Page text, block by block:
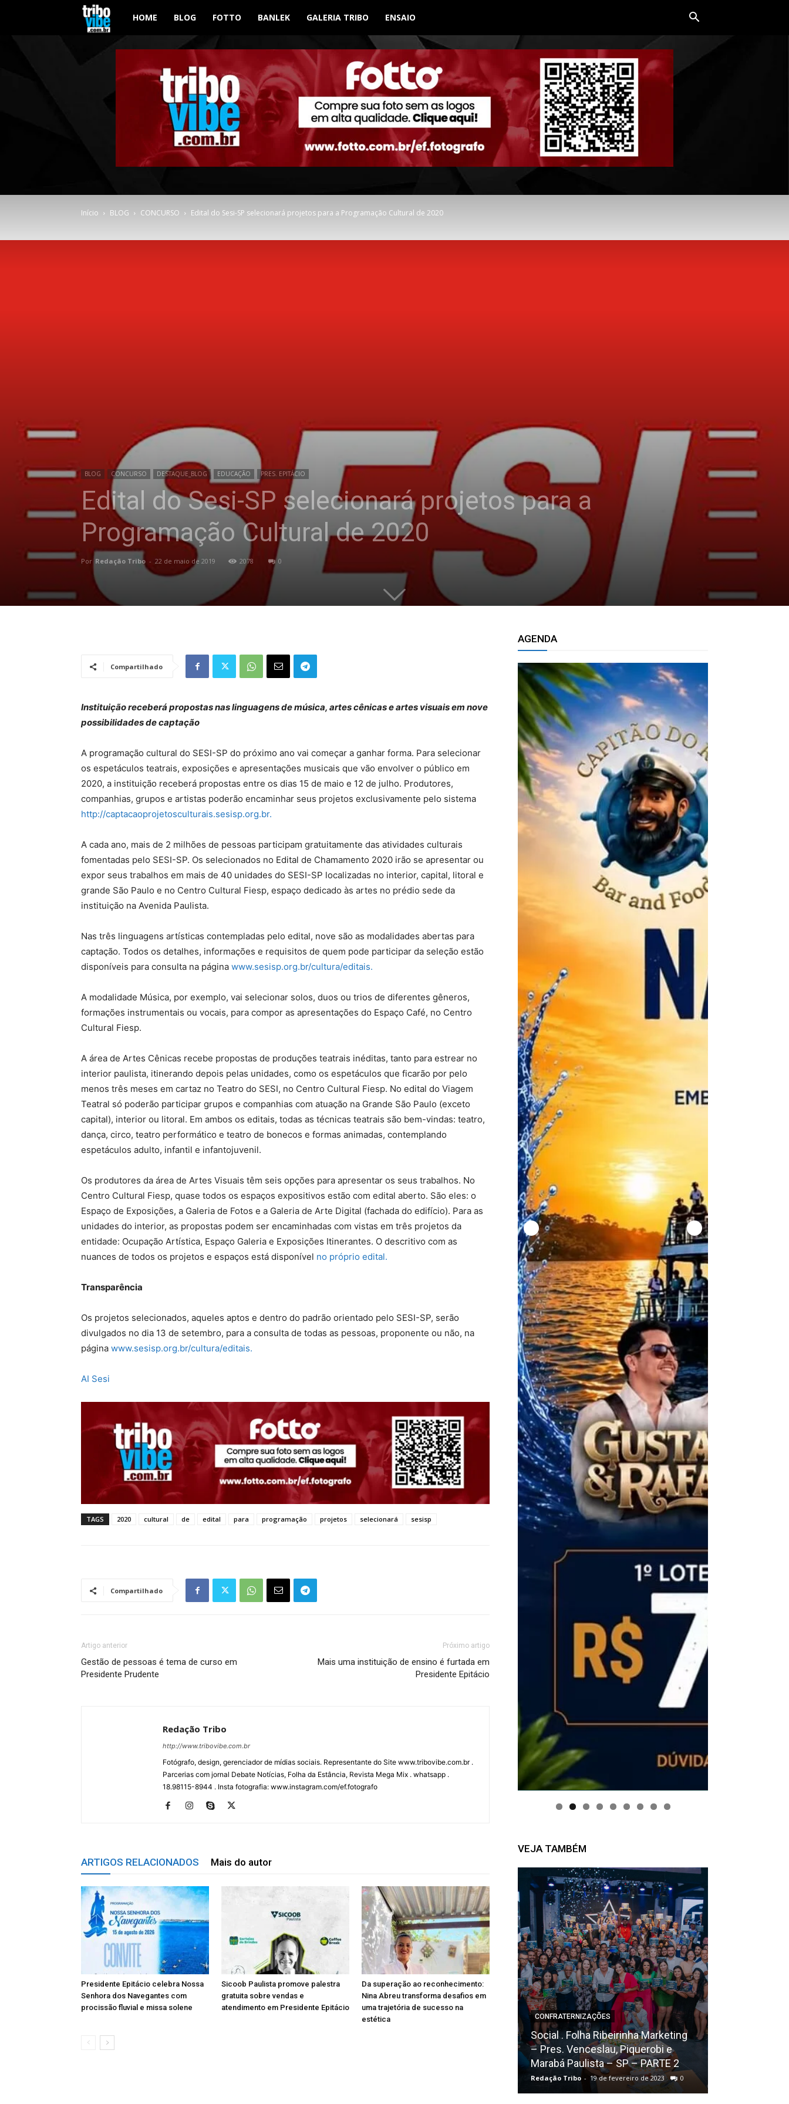
Tribo
Vibe
HOME BLOG FOTTO BANLEK GALERIA TRIBO ENSAIO
Início BLOG CONCURSO Edital do Sesi-SP selecionará projetos para a Programação Cultural de 2020
BLOG CONCURSO DESTAQUE_BLOG EDUCAÇÃO PRES. EPITÁCIO
Edital do Sesi-SP selecionará projetos para a
Programação Cultural de 2020
Por Redação Tribo - 22 de maio de 2019 2078 0
Compartilhado
Instituição receberá propostas nas linguagens de música, artes cênicas e artes visuais em nove
possibilidades de captação
A programação cultural do SESI-SP do próximo ano vai começar a ganhar forma. Para selecionar
os espetáculos teatrais, exposições e apresentações musicais que vão envolver o público em
2020, a instituição receberá propostas entre os dias 15 de maio e 12 de julho. Produtores,
companhias, grupos e artistas poderão encaminhar seus projetos exclusivamente pelo sistema
http://captacaoprojetosculturais.sesisp.org.br.
A cada ano, mais de 2 milhões de pessoas participam gratuitamente das atividades culturais
fomentadas pelo SESI-SP. Os selecionados no Edital de Chamamento 2020 irão se apresentar ou
expor seus trabalhos em mais de 40 unidades do SESI-SP localizadas no interior, capital, litoral e
grande São Paulo e no Centro Cultural Fiesp, espaço dedicado às artes no prédio sede da
instituição na Avenida Paulista.
Nas três linguagens artísticas contempladas pelo edital, nove são as modalidades abertas para
captação. Todos os detalhes, informações e requisitos de quem pode participar da seleção estão
disponíveis para consulta na página www.sesisp.org.br/cultura/editais.
A modalidade Música, por exemplo, vai selecionar solos, duos ou trios de diferentes gêneros,
formações instrumentais ou vocais, para compor as apresentações do Espaço Café, no Centro
Cultural Fiesp.
A área de Artes Cênicas recebe propostas de produções teatrais inéditas, tanto para estrear no
interior paulista, itinerando depois pelas unidades, como os espetáculos que ficarão por pelo
menos três meses em cartaz no Teatro do SESI, no Centro Cultural Fiesp. No edital do Viagem
Teatral só poderão participar grupos e companhias com atuação na Grande São Paulo (exceto
capital), interior ou litoral. Em ambos os editais, todas as técnicas teatrais são bem-vindas: teatro,
dança, circo, teatro performático e teatro de bonecos e formas animadas, contemplando
espetáculos adulto, infantil e infantojuvenil.
Os produtores da área de Artes Visuais têm seis opções para apresentar os seus trabalhos. No
Centro Cultural Fiesp, quase todos os espaços expositivos estão com edital aberto. São eles: o
Espaço de Exposições, a Galeria de Fotos e a Galeria de Arte Digital (fachada do edifício). Para as
unidades do interior, as propostas podem ser encaminhadas com vistas em três projetos da
entidade: Ocupação Artística, Espaço Galeria e Exposições Itinerantes. O descritivo com as
nuances de todos os projetos e espaços está disponível no próprio edital.
Transparência
Os projetos selecionados, aqueles aptos e dentro do padrão orientado pelo SESI-SP, serão
divulgados no dia 13 de setembro, para a consulta de todas as pessoas, proponente ou não, na
página www.sesisp.org.br/cultura/editais.
AI Sesi
TAGS 2020 cultural de edital para programação projetos selecionará sesisp
Compartilhado
Artigo anterior
Gestão de pessoas é tema de curso em
Presidente Prudente
Próximo artigo
Mais uma instituição de ensino é furtada em
Presidente Epitácio
Redação Tribo
http://www.tribovibe.com.br
Fotógrafo, design, gerenciador de mídias sociais. Representante do Site www.tribovibe.com.br .
Parcerias com jornal Debate Notícias, Folha da Estância, Revista Mega Mix . whatsapp .
18.98115-8944 . Insta fotografia: www.instagram.com/ef.fotografo
ARTIGOS RELACIONADOS Mais do autor
Presidente Epitácio celebra Nossa
Senhora dos Navegantes com
procissão fluvial e missa solene
Sicoob Paulista promove palestra
gratuita sobre vendas e
atendimento em Presidente Epitácio
Da superação ao reconhecimento:
Nina Abreu transforma desafios em
uma trajetória de sucesso na
estética
AGENDA
VEJA TAMBÉM
CONFRATERNIZAÇÕES
Social . Folha Ribeirinha Marketing
– Pres. Venceslau, Piquerobi e
Marabá Paulista – SP – PARTE 2
Redação Tribo - 19 de fevereiro de 2023 0